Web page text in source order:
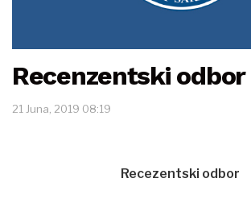
Recenzentski odbor
21 Juna, 2019 08:19
Recezentski odbor